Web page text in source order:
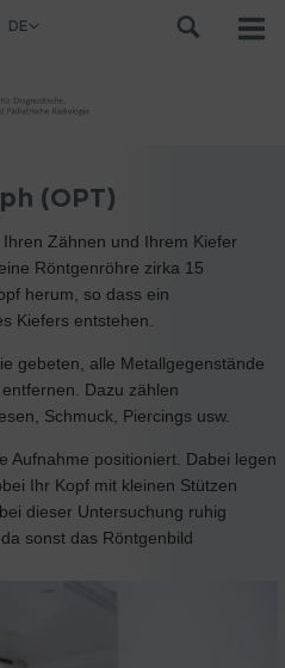
DE
(OPT)
Zähnen und Ihrem Kiefer
Röntgenröhre zirka 15
herum, so dass ein
Kiefers entstehen.
gebeten, alle Metallgegenstände
Dazu zählen
Schmuck, Piercings usw.
Aufnahme positioniert. Dabei legen
Ihr Kopf mit kleinen Stützen
dieser Untersuchung ruhig
sonst das Röntgenbild